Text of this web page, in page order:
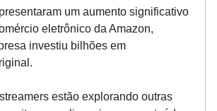
um aumento significativo
eletrônico da Amazon,
investiu bilhões em
estão explorando outras